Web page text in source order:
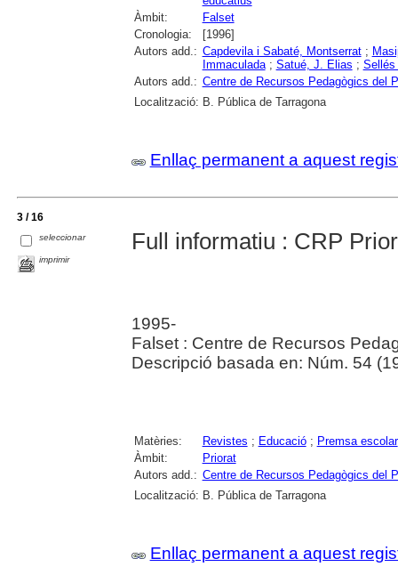
Àmbit:
Falset
Cronologia:
[1996]
Autors add.: Capdevila i Sabaté, Montserrat;
Immaculada; Satué, J. Elias ; Sellés
Autors add.: Centre de Recursos Pedagògics del
Localització: B. Pública de Tarragona
Enllaç permanent a aquest
3 / 16
seleccionar
imprimir
Full informatiu : CRP
1995-
Falset : Centre de Recursos
Descripció basada en: Núm. 54
Matèries: Revistes ; Educació; Premsa escolar
Àmbit:
Priorat
Autors add.: Centre de Recursos Pedagògics del
Localització: B. Pública de Tarragona
Enllaç permanent a aquest